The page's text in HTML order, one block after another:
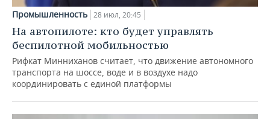
Промышленность 28 июл, 20:45
На автопилоте: кто будет управлять
беспилотной мобильностью
Рифкат Минниханов считает, что движение автономного
транспорта на шоссе, воде и в воздухе надо
координировать с единой платформы